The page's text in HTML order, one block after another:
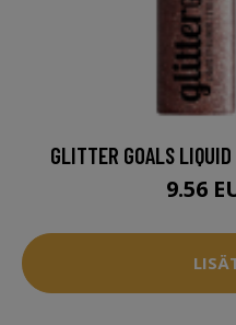
GLITTER GOALS
9.56